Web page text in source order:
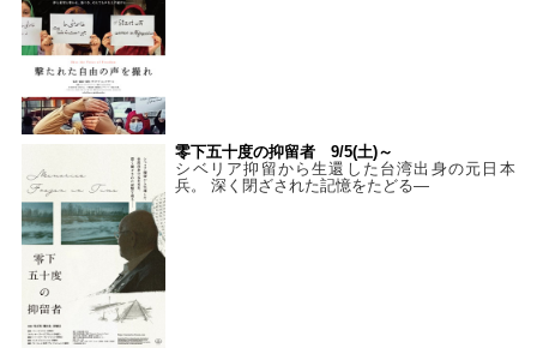
零下五十度の抑留者 9/5(土)～
シベリア抑留から生還した台湾出身の元日本
兵。 深く閉ざされた記憶をたどる—